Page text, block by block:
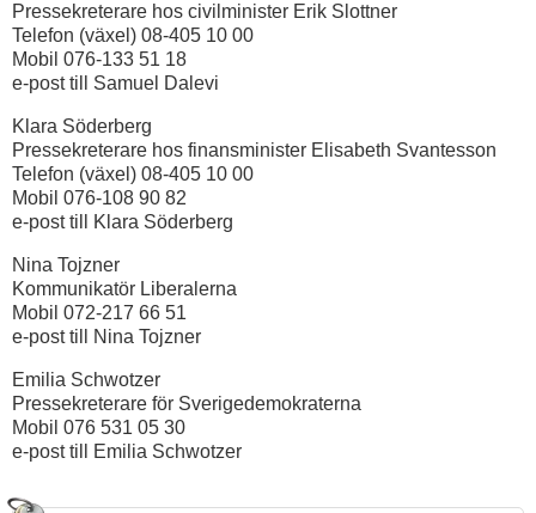
Pressekreterare hos civilminister Erik Slottner
Telefon (växel) 08-405 10 00
Mobil 076-133 51 18
e-post till Samuel Dalevi
Klara Söderberg
Pressekreterare hos finansminister Elisabeth Svantesson
Telefon (växel) 08-405 10 00
Mobil 076-108 90 82
e-post till Klara Söderberg
Nina Tojzner
Kommunikatör Liberalerna
Mobil 072-217 66 51
e-post till Nina Tojzner
Emilia Schwotzer
Pressekreterare för Sverigedemokraterna
Mobil 076 531 05 30
e-post till Emilia Schwotzer